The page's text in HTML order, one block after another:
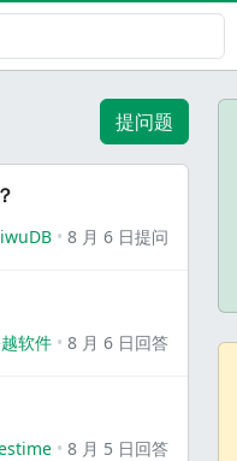
提问题
8 月 6 日提问
软件 8 月 6 日回答
8 月 5 日回答